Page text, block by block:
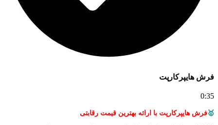
فرش هایپرکارپت
0:35
🥇فرش هایپرکارپت با ارائه بهترین قیمت رقابتی